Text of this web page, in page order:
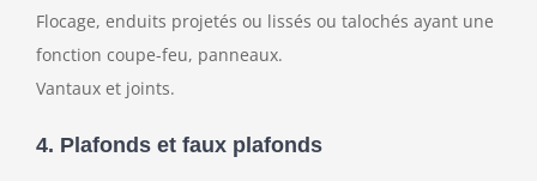
Flocage, enduits projetés ou lissés ou talochés ayant une
fonction coupe-feu, panneaux.
Vantaux et joints.
4. Plafonds et faux plafonds